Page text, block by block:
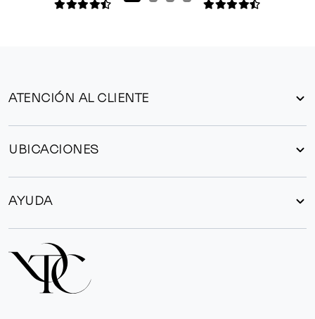
ATENCIÓN AL CLIENTE
UBICACIONES
AYUDA